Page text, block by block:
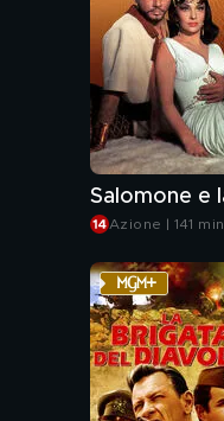
Azione | 141 min